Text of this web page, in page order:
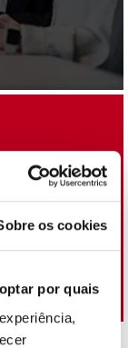
os cookies
por quais
os